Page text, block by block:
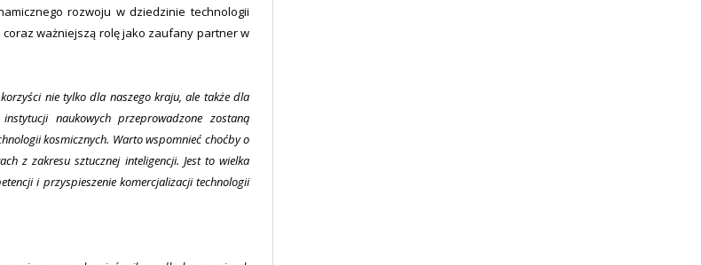
rozwoju w dziedzinie technologii
coraz ważniejszą rolę jako zaufany partner w
nie tylko dla naszego kraju, ale także dla
naukowych przeprowadzone zostaną
kosmicznych. Warto wspomnieć choćby o
z zakresu sztucznej inteligencji. Jest to wielka
i przyspieszenie komercjalizacji technologii